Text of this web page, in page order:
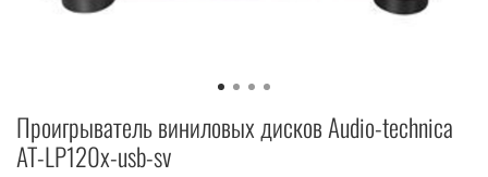
Проигрыватель виниловых дисков Audio-technica
AT-LP120x-usb-sv